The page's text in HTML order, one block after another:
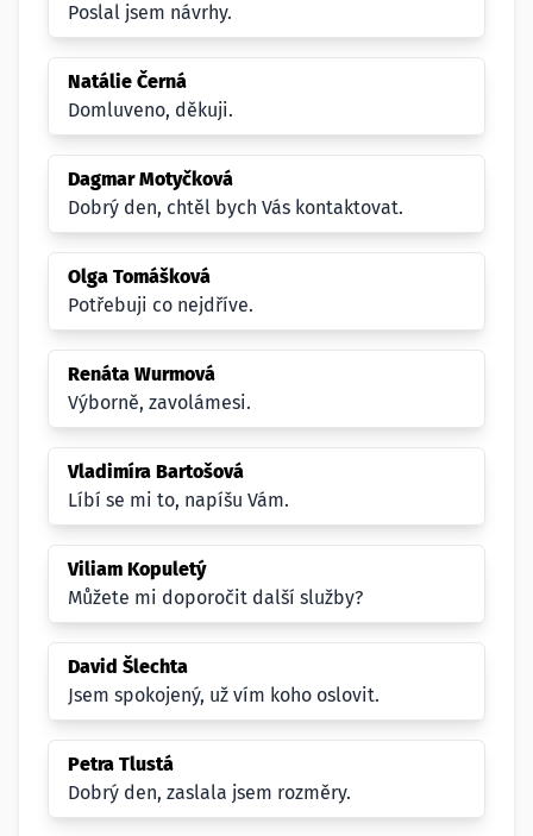
Poslal jsem návrhy.
Natálie Černá
Domluveno, děkuji.
Dagmar Motyčková
Dobrý den, chtěl bych Vás kontaktovat.
Olga Tomášková
Potřebuji co nejdříve.
Renáta Wurmová
Výborně, zavolámesi.
Vladimíra Bartošová
Líbí se mi to, napíšu Vám.
Viliam Kopuletý
Můžete mi doporočit další služby?
David Šlechta
Jsem spokojený, už vím koho oslovit.
Petra Tlustá
Dobrý den, zaslala jsem rozměry.